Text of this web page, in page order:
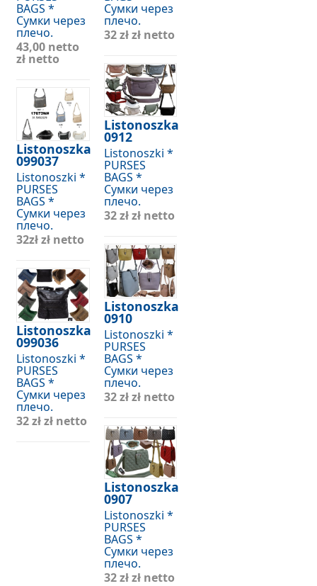
BAGS *
Сумки через
плечо.
43,00 netto
zł netto
Listonoszka
099037
Listonoszki *
PURSES
BAGS *
Сумки через
плечо.
32złzł netto
Listonoszka
099036
Listonoszki *
PURSES
BAGS *
Сумки через
плечо.
32 złzł netto
Сумки через
плечо.
32 złzł netto
Listonoszka
0912
Listonoszki *
PURSES
BAGS *
Сумки через
плечо.
32 złzł netto
Listonoszka
0910
Listonoszki *
PURSES
BAGS *
Сумки через
плечо.
32 złzł netto
Listonoszka
0907
Listonoszki *
PURSES
BAGS *
Сумки через
плечо.
32 złzł netto